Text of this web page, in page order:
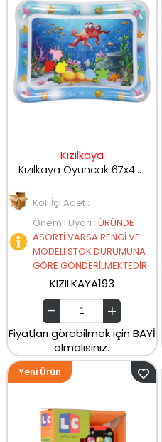
Kızılkaya
Kızılkaya Oyuncak 67x48 Cm Yatak Bebek Matı 2 Farklı Model
Koli İçi Adet :
Önemli Uyarı : ÜRÜNDE
ASORTİ VARSA RENGİ VE
MODELİ STOK DURUMUNA
GÖRE GÖNDERİLMEKTEDİR.
KIZILKAYA193
Fiyatları görebilmek için BAYİ
olmalısınız.
Yeni Ürün